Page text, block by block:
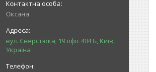
Оксана
вул. Сверстюка, 19 офіс 404 Б, Київ,
Україна